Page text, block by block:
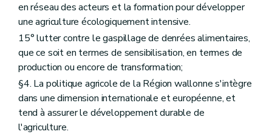
Art. D121
Art. D122
Services d'accompagnement à la sécurité au travail
Art. D123
Art. D124
Art. D125
Art. D126
Section 3/1 (Services d’accompagnement à l’accueil social rural
Art. D.126/1
Art. D.126/2
Art. D.126/3
en réseau des acteurs et la formation pour développer
une agriculture écologiquement intensive.
15° lutter contre le gaspillage de denrées alimentaires,
que ce soit en termes de sensibilisation, en termes de
production ou encore de transformation;
§4. La politique agricole de la Région wallonne s'intègre
dans une dimension internationale et européenne, et
tend à assurer le développement durable de
l'agriculture.